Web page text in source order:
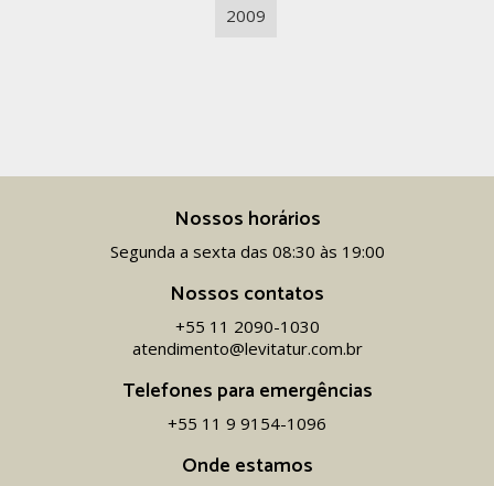
2009
Onde estamos
Nossos horários
Segunda a sexta das 08:30 às 19:00
Nossos contatos
+55 11 2090-1030
atendimento@levitatur.com.br
Telefones para emergências
+55 11 9 9154-1096‬